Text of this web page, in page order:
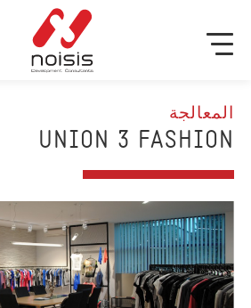
المعالجة
UNION 3 FASHION